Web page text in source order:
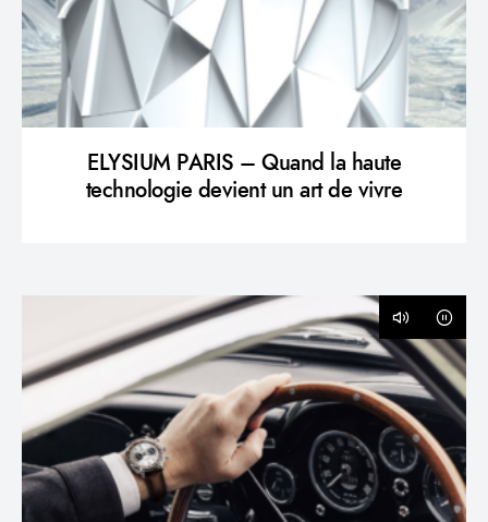
ELYSIUM PARIS – Quand la haute
technologie devient un art de vivre